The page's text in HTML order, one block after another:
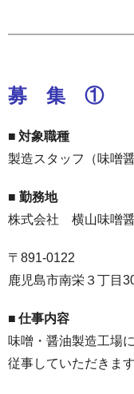
募 集 ①
■ 対象職種
製造スタッフ（味噌
■ 勤務地
株式会社 横山味噌
〒891-0122
鹿児島市南栄３丁目
■ 仕事内容
味噌・醤油製造工場
従事していただきま